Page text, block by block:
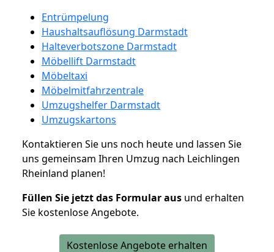
Entrümpelung
Haushaltsauflösung Darmstadt
Halteverbotszone Darmstadt
Möbellift Darmstadt
Möbeltaxi
Möbelmitfahrzentrale
Umzugshelfer Darmstadt
Umzugskartons
Kontaktieren Sie uns noch heute und lassen Sie
uns gemeinsam Ihren Umzug nach Leichlingen
Rheinland planen!
Füllen Sie jetzt das Formular aus und erhalten
Sie kostenlose Angebote.
Kostenlose Angebote erhalten